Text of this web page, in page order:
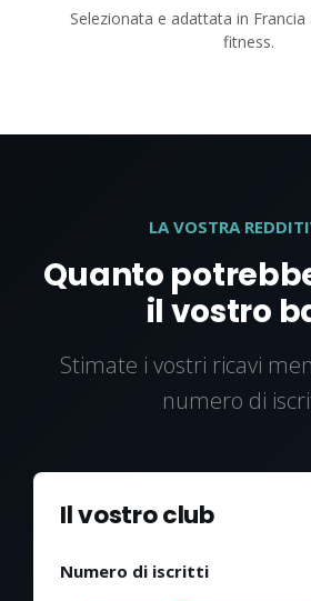
Selezionata e adattata in Francia
fitness.
LA VOSTRA
Quanto
il vostro
Stimate i vostri ricavi
numero di
Il vostro club
Numero di iscritti